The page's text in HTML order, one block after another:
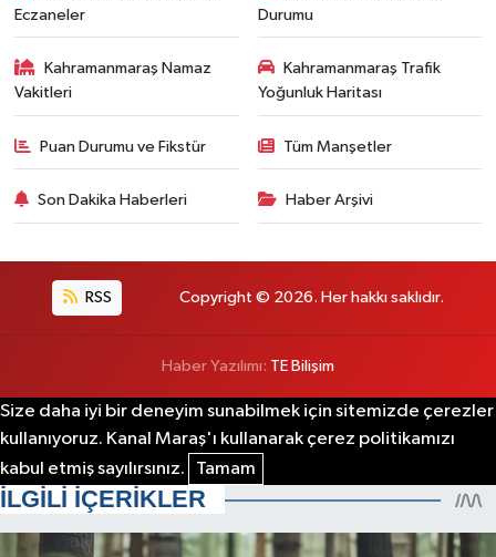
Eczaneler
Durumu
Kahramanmaraş Namaz
Vakitleri
Kahramanmaraş Trafik
Yoğunluk Haritası
Puan Durumu ve Fikstür Tüm Manşetler
Son Dakika Haberleri Haber Arşivi
RSS Copyright © 2026. Her hakkı saklıdır.
Haber Yazılımı: TE Bilişim
Size daha iyi bir deneyim sunabilmek için sitemizde çerezler
kullanıyoruz. Kanal Maraş'ı kullanarak çerez politikamızı
kabul etmiş sayılırsınız.
Tamam